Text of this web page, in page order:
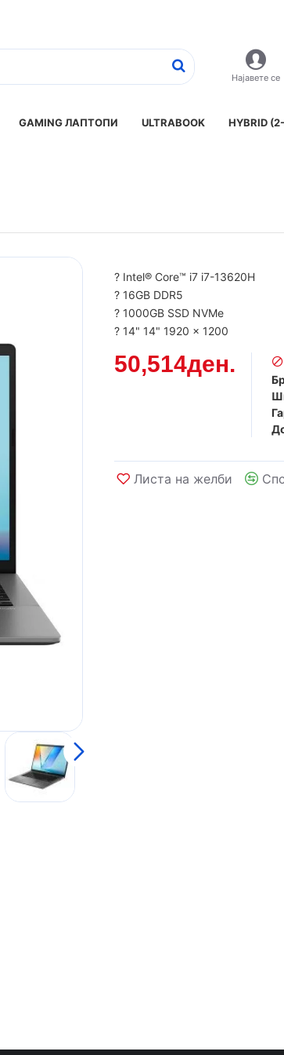
Најавете се
GAMING ЛАПТОПИ ULTRABOOK HYBRID
? Intel® Core™ i7 i7-13620H
? 16GB DDR5
? 1000GB SSD NVMe
? 14" 14" 1920 x 1200
50,514ден.
Листа на желби